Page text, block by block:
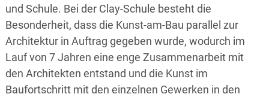
und Schule. Bei der Clay-Schule besteht die
Besonderheit, dass die Kunst-am-Bau parallel zur
Architektur in Auftrag gegeben wurde, wodurch im
Lauf von 7 Jahren eine enge Zusammenarbeit mit
den Architekten entstand und die Kunst im
Baufortschritt mit den einzelnen Gewerken in den